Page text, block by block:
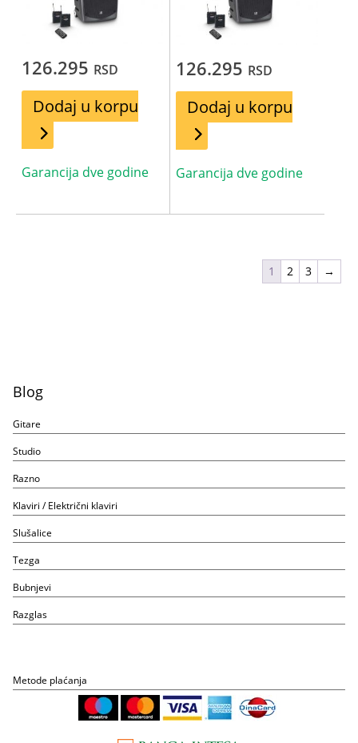
126.295 RSD
Dodaj u korpu
Garancija dve godine
126.295 RSD
Dodaj u korpu
Garancija dve godine
1 2 3 →
Blog
Gitare
Studio
Razno
Klaviri / Električni klaviri
Slušalice
Tezga
Bubnjevi
Razglas
Metode plaćanja